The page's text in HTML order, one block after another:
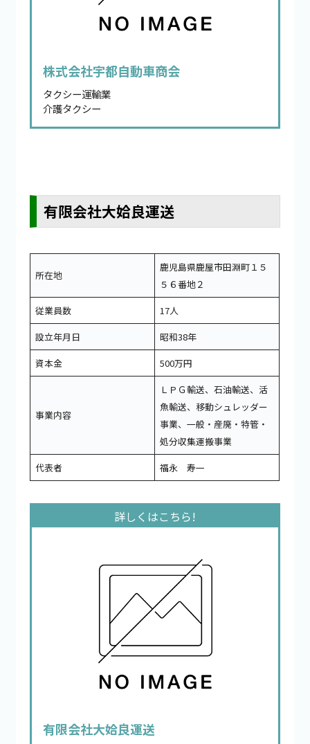
株式会社宇都自動車商会
タクシー運輸業
介護タクシー
有限会社大姶良運送
所在地
鹿児島県鹿屋市田淵町１５
５６番地２
従業員数
17人
設立年月日
昭和38年
資本金
500万円
事業内容
ＬＰＧ輸送、石油輸送、活
魚輸送、移動シュレッダー
事業、一般・産廃・特管・
処分収集運搬事業
代表者
福永 寿一
有限会社大姶良運送